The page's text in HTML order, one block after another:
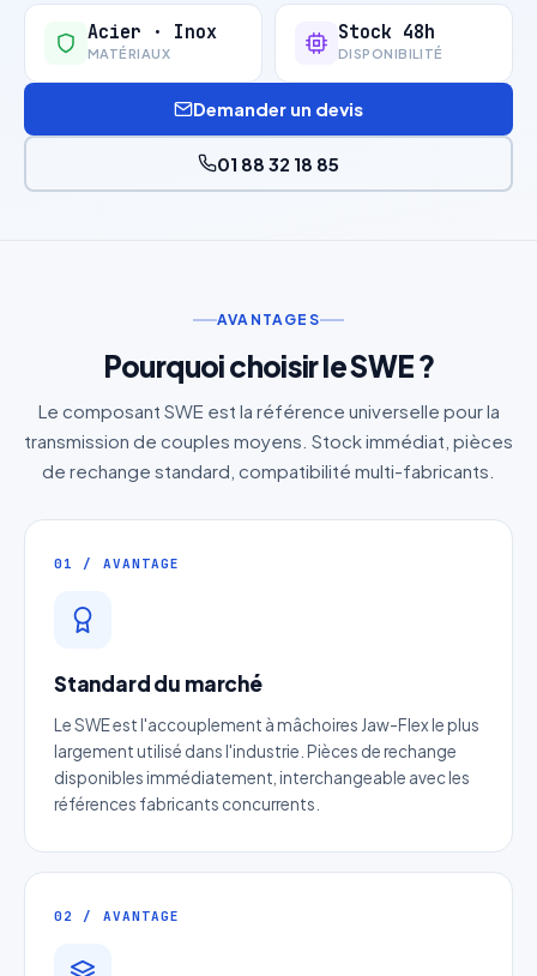
Acier · Inox
MATÉRIAUX
Stock 48h
DISPONIBILITÉ
Demander un devis
01 88 32 18 85
AVANTAGES
Pourquoi choisir le SWE ?
Le composant SWE est la référence universelle pour la
transmission de couples moyens. Stock immédiat, pièces
de rechange standard, compatibilité multi-fabricants.
01 / AVANTAGE
Standard du marché
Le SWE est l'accouplement à mâchoires Jaw-Flex le plus
largement utilisé dans l'industrie. Pièces de rechange
disponibles immédiatement, interchangeable avec les
références fabricants concurrents.
02 / AVANTAGE